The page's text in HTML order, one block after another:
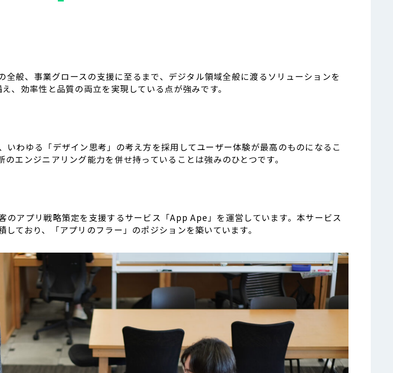
般、事業グロースの支援に至るまで、デジタル領域全般に渡るソリューションを
、効率性と品質の両立を実現している点が強みです。
いわゆる「デザイン思考」の考え方を採用してユーザー体験が最高のものになるこ
エンジニアリング能力を併せ持っていることは強みのひとつです。
アプリ戦略策定を支援するサービス「App Ape」を運営しています。本サービス
ており、「アプリのフラー」のポジションを築いています。